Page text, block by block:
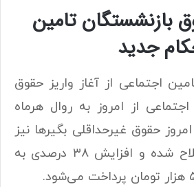
بازنشستگان تامین
جدید
اجتماعی از آغاز واریز حقوق
از امروز به روال هرماه
حقوق غیرحداقلی بگیرها نیز
مطابق با احکام اصلاح شده و افزایش ۳۸ درصدی به